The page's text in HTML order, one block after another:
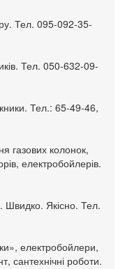
Тел. 095-092-35-
Тел. 050-632-09-
Тел.: 65-49-46,
газових колонок,
електробойлерів.
Швидко. Якісно. Тел.
електробойлери,
сантехнічні роботи.